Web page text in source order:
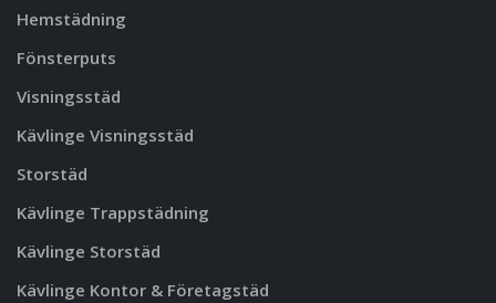
Hemstädning
Fönsterputs
Visningsstäd
Kävlinge Visningsstäd
Storstäd
Kävlinge Trappstädning
Kävlinge Storstäd
Kävlinge Kontor & Företagstäd